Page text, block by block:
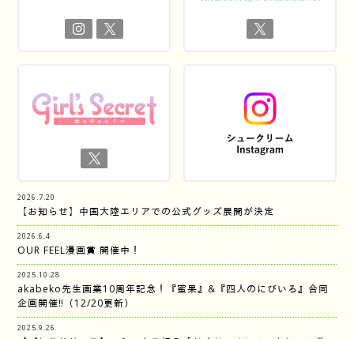
2026.7.20
【お知らせ】中国大陸エリアでの公式グッズ展開が決定
2026.6.4
OUR FEEL漫画賞 開催中！
2025.10.28
akabeko先生画業10周年記念！『蜜果』&『四人のにびいろ』合同
企画開催‼︎（12/20更新）
2025.9.26